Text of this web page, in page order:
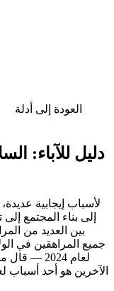
العودة إلى أدلة
دليل للآباء:
إلى بناء المجتمع
جميع المراهقين في
لعام
الآخرين هو أحد أسباب